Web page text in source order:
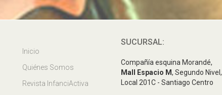
Inicio
Quiénes Somos
Revista InfanciActiva
SUCURSAL:
Compañía esquina Morandé,
Mall Espacio M, Segundo Nivel,
Local 201C - Santiago Centro